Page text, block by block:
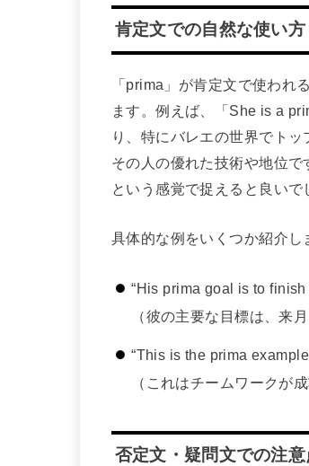
肯定文での自然な使い方
「prima」が肯定文で使われ
ます。例えば、「She is a
り、特にバレエの世界でト
その人の優れた技術や地位で
という感覚で捉えると良いで
具体的な例をいくつか紹介し
“His prima goal is to
（彼の主要な目標は、来
“This is the prima
（これはチームワークが
否定文・疑問文での注